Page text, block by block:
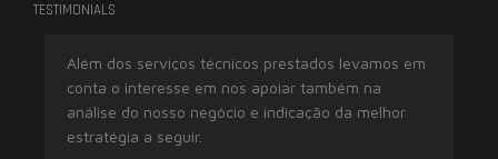
TESTIMONIALS
Além dos serviços técnicos prestados levamos em
conta o interesse em nos apoiar também na
análise do nosso negócio e indicação da melhor
estratégia a seguir.